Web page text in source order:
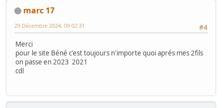
marc 17
#4
29 Décembre 2024, 09:02:31
Merci
pour le site Béné c'est toujours n'importe quoi aprés mes 2fils
on passe en 2023 2021
cdl